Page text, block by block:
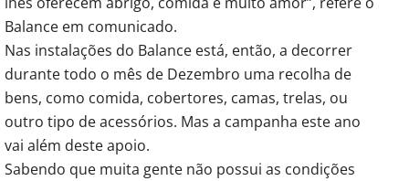
Balance em comunicado.
Nas instalações do Balance está, então, a decorrer
durante todo o mês de Dezembro uma recolha de
bens, como comida, cobertores, camas, trelas, ou
outro tipo de acessórios. Mas a campanha este ano
vai além deste apoio.
Sabendo que muita gente não possui as condições